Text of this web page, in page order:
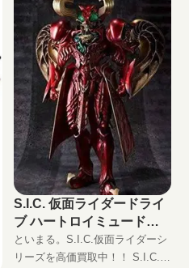
JAN:4549660198239 現在
S.I.C. 仮面ライダードライ
ブ ハートロイミュードの
買取価格
といまる。S.I.C.仮面ライダーシ
リーズを高価買取中！！ S.I.C.